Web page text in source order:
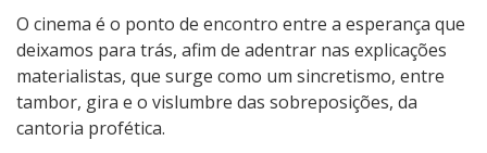
O cinema é o ponto de encontro entre a esperança que
deixamos para trás, afim de adentrar nas explicações
materialistas, que surge como um sincretismo, entre
tambor, gira e o vislumbre das sobreposições, da
cantoria profética.